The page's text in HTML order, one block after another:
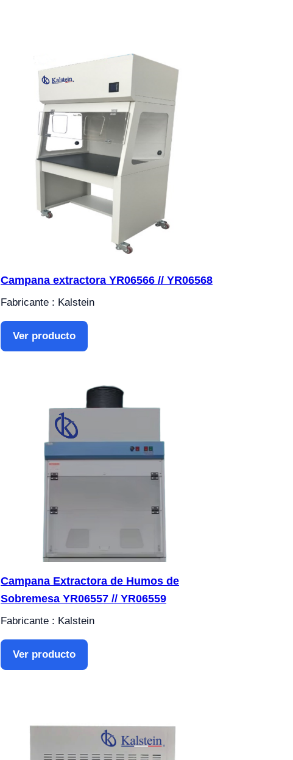
Campana extractora YR06566 // YR06568
Fabricante : Kalstein
Ver producto
Campana Extractora de Humos de
Sobremesa YR06557 // YR06559
Fabricante : Kalstein
Ver producto